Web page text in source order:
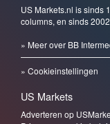
US Markets.nl is sinds
columns, en sinds
» Meer over BB
» Cookieinstellingen
US Markets
Adverteren op